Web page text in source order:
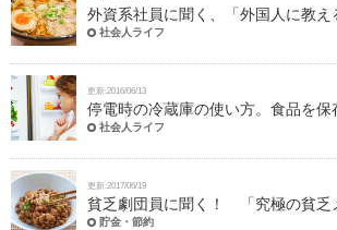
外資系社員に聞く、「外国人に教え
社会人ライフ
更新:2016/06/13
停電時の冷蔵庫の使い方。食品を保
社会人ライフ
更新:2017/06/19
貧乏劇団員に聞く！ 「究極の貧乏
貯金・節約